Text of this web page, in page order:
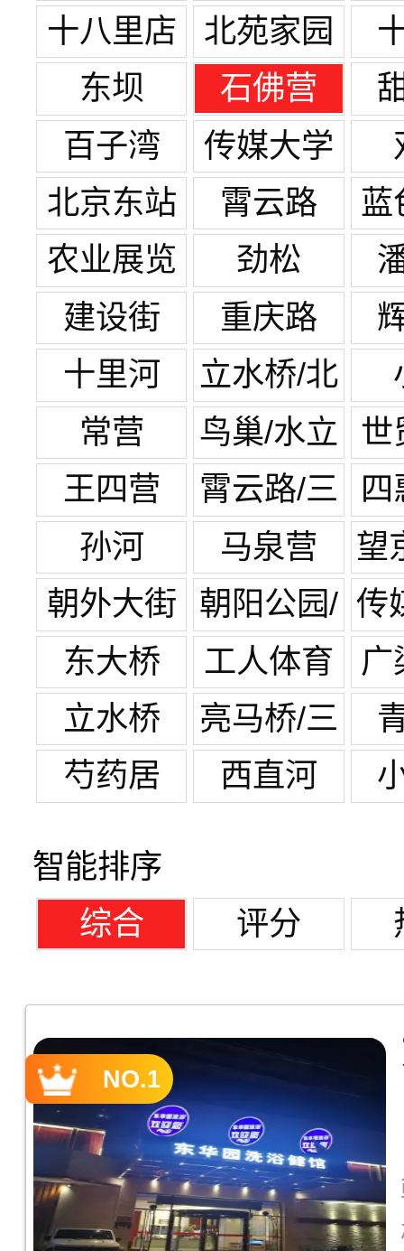
体
十八里店
北苑家园
东坝
石佛营
百子湾
传媒大学
北京东站
霄云路
蓝
农业展览
馆
劲松
建设街
重庆路
十里河
立水桥/北
苑家园
常营
鸟巢/水立
方
世
王四营
霄云路/三
元桥
孙河 马泉营
望
朝外大街
朝阳公园/
团结湖
传
东大桥
工人体育
场
广
立水桥
亮马桥/三
元桥
芍药居
西直河
智能排序
综合
评分
NO.1